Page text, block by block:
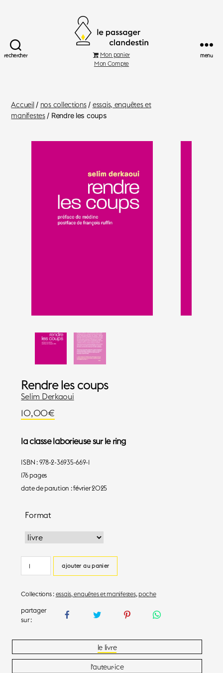
rechercher
Passager
Mon panier
Mon Compte
menu
Accueil/ nos collections/ essais, enquêtes et
manifestes/ Rendre les coups
Rendre les coups
Selim Derkaoui
10,00€
la classe laborieuse sur le ring
ISBN : 978-2-36935-669-1
176 pages
date de parution : février 2025
Format
quantité
de
les
coups
ajouter au panier
Collections :essais, enquêtes et manifestes,poche
le livre
l’auteur·ice